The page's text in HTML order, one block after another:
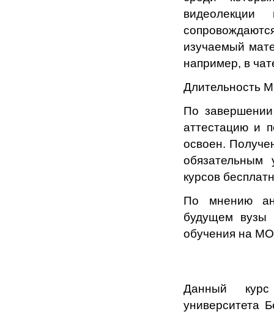
изучаемый
например, в
Длительность
По
аттестацию и
освоен.
курсов
По мнению
будущем вузы
обучения на
Данный
университета